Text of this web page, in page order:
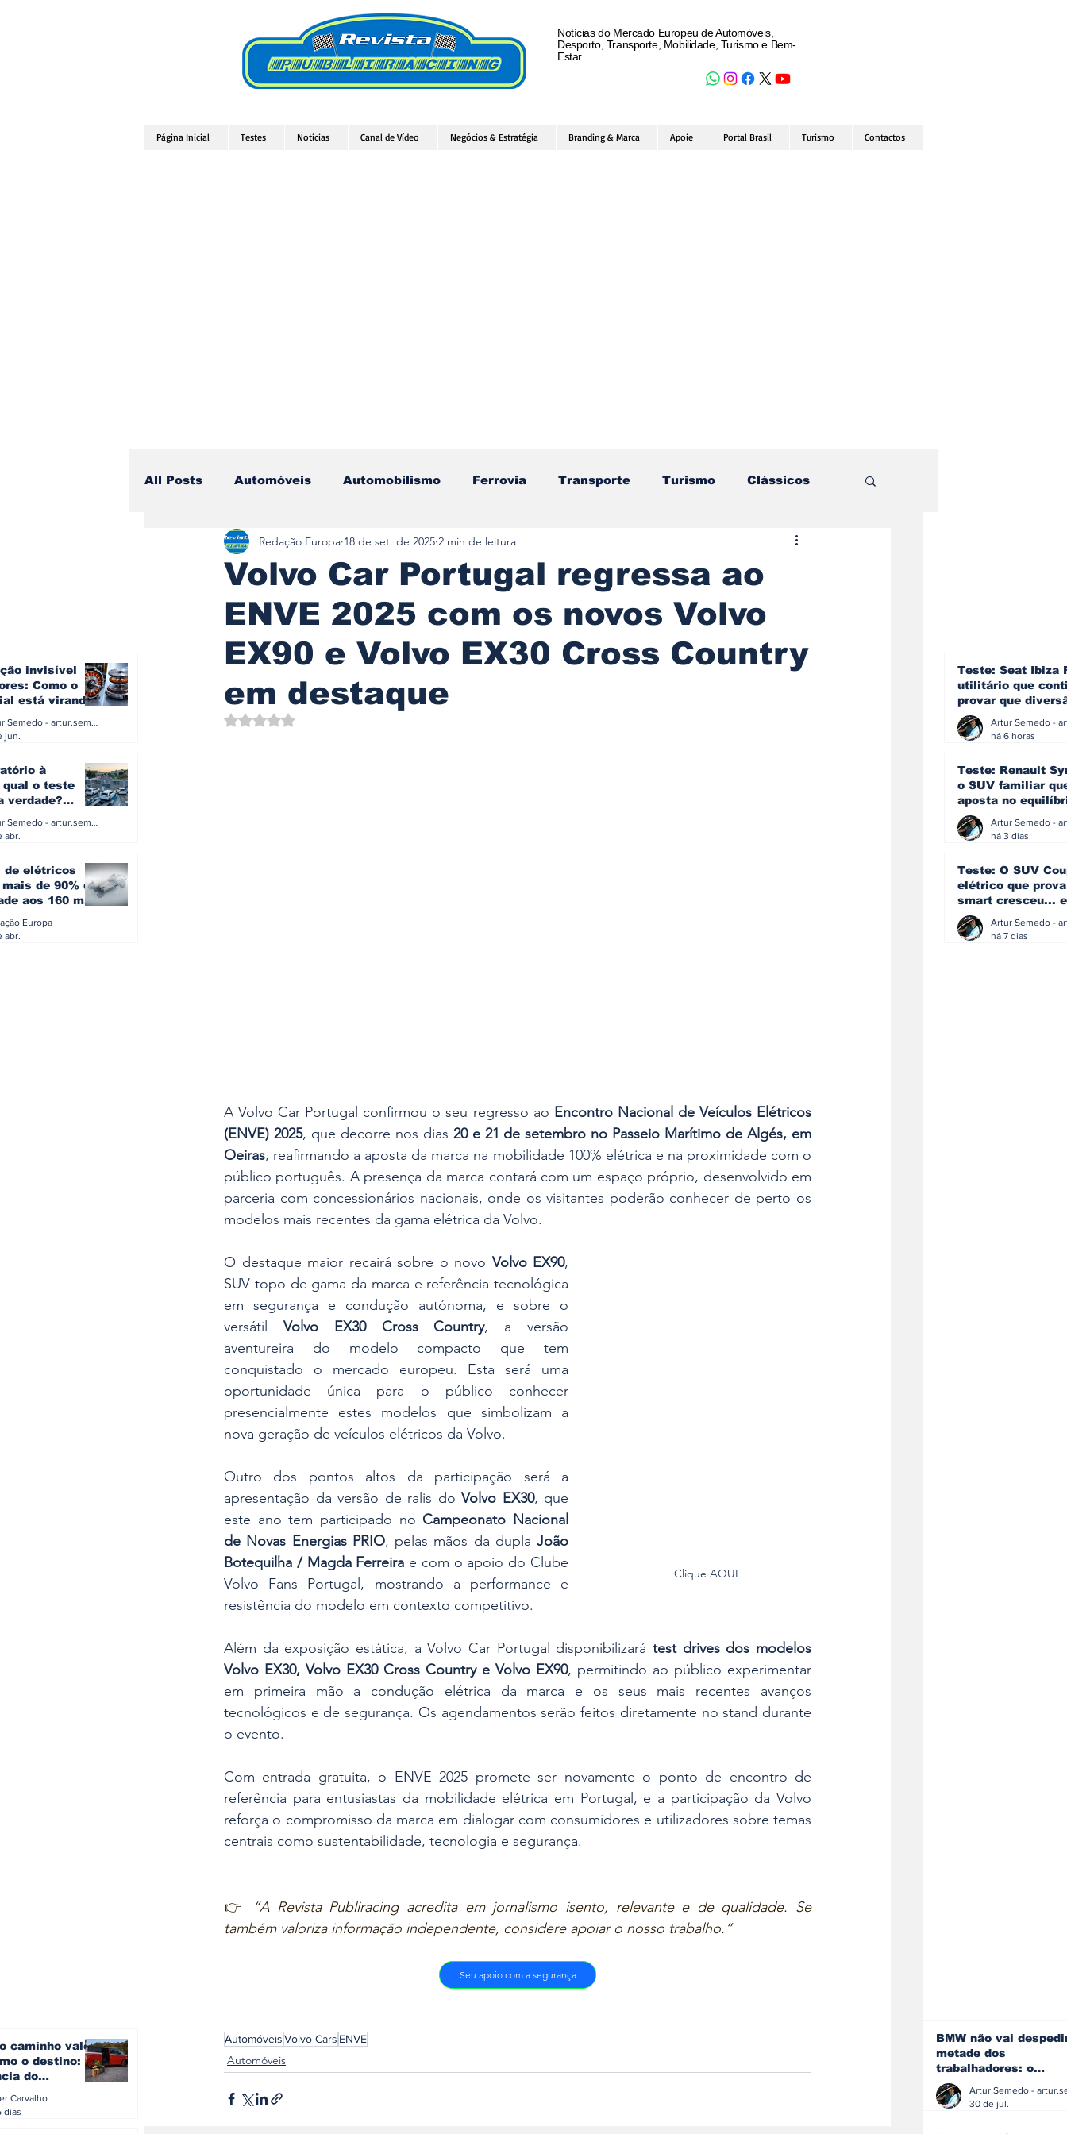
Notícias do Mercado Europeu de Automóveis,
Desporto, Transporte, Mobilidade, Turismo e Bem-
Estar
Página Inicial Testes Notícias Canal de Vídeo Negócios & Estratégia Branding & Marca Apoie Portal Brasil Turismo Contactos
invisível
Como o
está virando
Artur Semedo - artur.semedo@publiracing.pt
jun.
à
qual o teste
verdade?
Artur Semedo - artur.semedo@publiracing.pt
abr.
de elétricos
de 90% da
aos 160 mil
Europa
abr.
All Posts Automóveis Automobilismo Ferrovia Transporte Turismo Clássicos
Camiões Lazer Aviação Motos Autocarros Testes e Comparativos
Branding & Estratégia Componentes Gastronomia Videojogos/Tecnologia
Hobby
Volvo Car Portugal regressa ao
ENVE 2025 com os novos Volvo
EX90 e Volvo EX30 Cross Country
em destaque
Redação Europa 18 de set. de 2025 2 min de leitura
Avaliado com NaN de 5 estrelas.
A Volvo Car Portugal confirmou o seu regresso ao Encontro Nacional de Veículos Elétricos
(ENVE) 2025, que decorre nos dias 20 e 21 de setembro no Passeio Marítimo de Algés, em
Oeiras, reafirmando a aposta da marca na mobilidade 100% elétrica e na proximidade com o
público português. A presença da marca contará com um espaço próprio, desenvolvido em
parceria com concessionários nacionais, onde os visitantes poderão conhecer de perto os
modelos mais recentes da gama elétrica da Volvo.
Clique AQUI
O destaque maior recairá sobre o novo Volvo EX90,
SUV topo de gama da marca e referência tecnológica
em segurança e condução autónoma, e sobre o
versátil Volvo EX30 Cross Country, a versão
aventureira do modelo compacto que tem
conquistado o mercado europeu. Esta será uma
oportunidade única para o público conhecer
presencialmente estes modelos que simbolizam a
nova geração de veículos elétricos da Volvo.
Outro dos pontos altos da participação será a
apresentação da versão de ralis do Volvo EX30, que
este ano tem participado no Campeonato Nacional
de Novas Energias PRIO, pelas mãos da dupla João
Botequilha / Magda Ferreira e com o apoio do Clube
Volvo Fans Portugal, mostrando a performance e
resistência do modelo em contexto competitivo.
Além da exposição estática, a Volvo Car Portugal disponibilizará test drives dos modelos
Volvo EX30, Volvo EX30 Cross Country e Volvo EX90, permitindo ao público experimentar
em primeira mão a condução elétrica da marca e os seus mais recentes avanços
tecnológicos e de segurança. Os agendamentos serão feitos diretamente no stand durante
o evento.
Com entrada gratuita, o ENVE 2025 promete ser novamente o ponto de encontro de
referência para entusiastas da mobilidade elétrica em Portugal, e a participação da Volvo
reforça o compromisso da marca em dialogar com consumidores e utilizadores sobre temas
centrais como sustentabilidade, tecnologia e segurança.
👉
“A Revista Publiracing acredita em jornalismo isento, relevante e de qualidade. Se
também valoriza informação independente, considere apoiar o nosso trabalho.”
Seu apoio com a segurança
AutomóveisVolvo Cars ENVE
Automóveis
caminho vale
o destino: a
do
europeu
Carvalho
dias
Teste: Seat Ibiza
utilitário que
provar que
eficiência e
simplicidade
há 6 horas
Teste: Renault
o SUV familiar
aposta no
ainda acredita na
manualhá 3 dias
Teste: O SUV
elétrico que
smart cresceu... e
amadureceu
há 7 dias
BMW não vai
metade dos
trabalhadores: o
problema é o
que muitos decidiram
30 de jul.